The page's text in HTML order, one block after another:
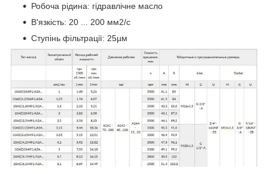
Робоча рідина: гідравлічне масло
В'язкість: 20 ... 200 мм2/с
Ступінь фільтрації: 25µм